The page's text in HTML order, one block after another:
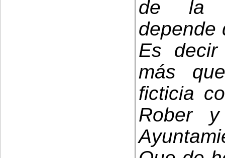
de la
depende
Es
más
ficticia
Rober